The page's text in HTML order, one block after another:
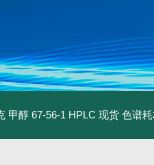
甲醇 67-56-1 HPLC 现货 色谱